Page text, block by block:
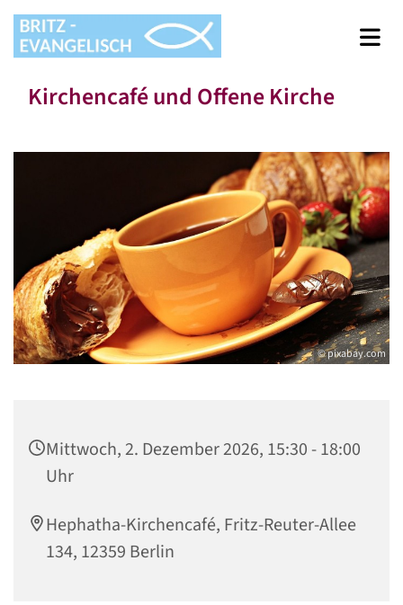
Kirchencafé und Offene Kirche
© pixabay.com
Mittwoch, 2. Dezember 2026, 15:30 - 18:00
Uhr
Hephatha-Kirchencafé, Fritz-Reuter-Allee
134, 12359 Berlin